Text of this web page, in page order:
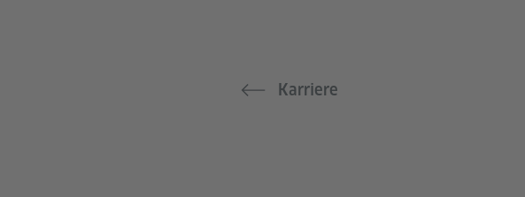
Karriere